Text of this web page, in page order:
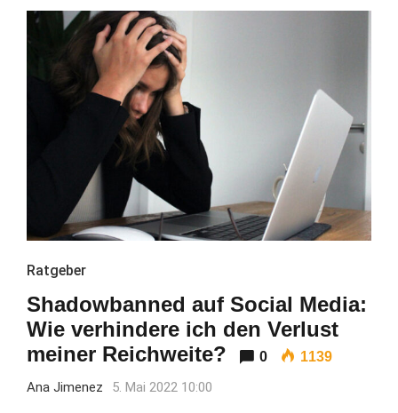
Ratgeber
Shadowbanned auf Social Media:
Wie verhindere ich den Verlust
meiner Reichweite?
0 1139
Ana Jimenez 5. Mai 2022 10:00